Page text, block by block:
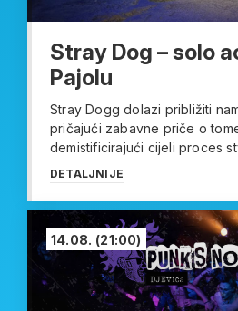
Stray Dog – solo
Pajolu
Stray Dogg dolazi približiti
pričajući zabavne priče o
demistificirajući cijeli proces
DETALJNIJE
14.08. (21:00)